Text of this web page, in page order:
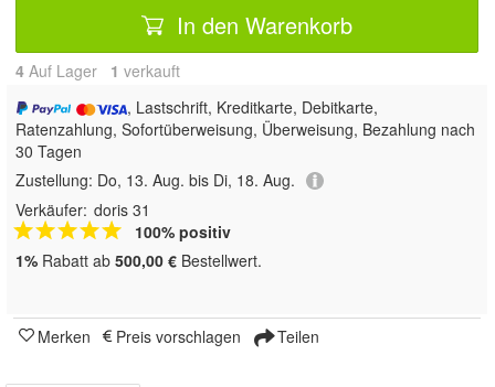
In den Warenkorb
4 Auf Lager 1 verkauft
, Lastschrift, Kreditkarte, Debitkarte,
Ratenzahlung, Sofortüberweisung, Überweisung, Bezahlung nach
30 Tagen
Zustellung: Do, 13. Aug. bis Di, 18. Aug.
Verkäufer: doris 31
100% positiv
1% Rabatt ab 500,00 € Bestellwert.
Merken Preis vorschlagen Teilen